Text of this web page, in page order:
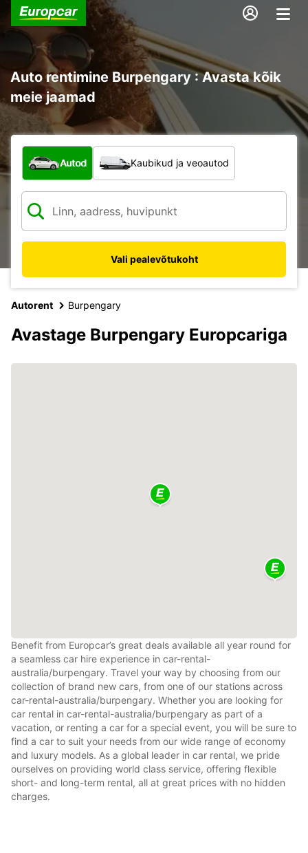
Auto rentimine Burpengary : Avasta kõik
meie jaamad
Mis tüüpi sõiduk?
Autod Kaubikud ja veoautod
Vali pealevõtukoht
Autorent Burpengary
Avastage Burpengary Europcariga
Benefit from Europcar’s great deals available all year round for
a seamless car hire experience in car-rental-
australia/burpengary. Travel your way by choosing from our
collection of brand new cars, from one of our stations across
car-rental-australia/burpengary. Whether you are looking for
car rental in car-rental-australia/burpengary as part of a
vacation, or renting a car for a special event, you will be sure to
find a car to suit your needs from our wide range of economy
and luxury models. As a global leader in car rental, we pride
ourselves on providing world class service, offering flexible
short- and long-term rental, all at great prices with no hidden
charges.